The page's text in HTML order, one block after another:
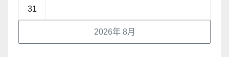
2026年 8月
31